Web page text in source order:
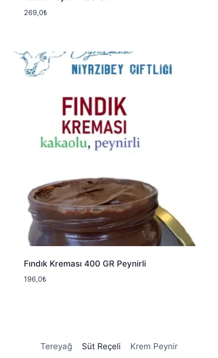
269,0₺
Fındık Kreması 400 GR Peynirli
196,0₺
Tereyağ Süt Reçeli
Krem Peynir